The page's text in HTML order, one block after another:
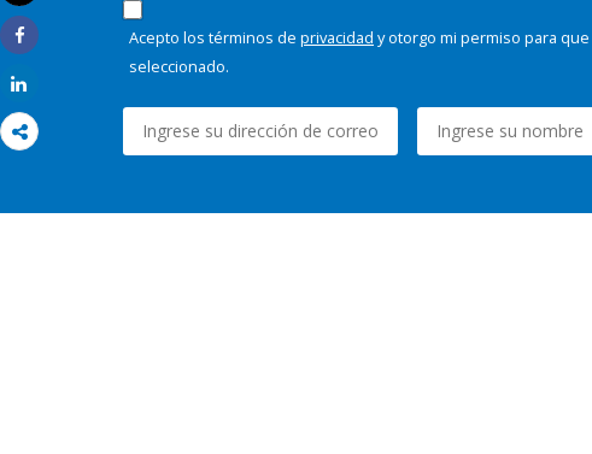
Imprimir
Share
Acepto los términos de privacidad y otorgo mi permiso para
seleccionado.